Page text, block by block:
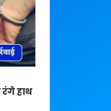
रंगे हाथ